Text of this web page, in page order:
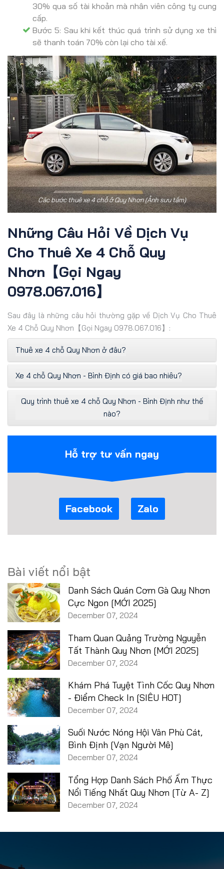
30% qua số tài khoản mà nhân viên công ty cung
cấp.
Bước 5: Sau khi kết thúc quá trình sử dụng xe thì
sẽ thanh toán 70% còn lại cho tài xế.
Các bước thuê xe 4 chỗ ở Quy Nhơn (Ảnh sưu tầm)
Những Câu Hỏi Về Dịch Vụ
Cho Thuê Xe 4 Chỗ Quy
Nhơn【Gọi Ngay
0978.067.016】
Sau đây là những câu hỏi thường gặp về Dịch Vụ Cho Thuê
Xe 4 Chỗ Quy Nhơn【Gọi Ngay 0978.067.016】:
Thuê xe 4 chỗ Quy Nhơn ở đâu?
Xe 4 chỗ Quy Nhơn - Bình Định có giá bao nhiêu?
Quy trình thuê xe 4 chỗ Quy Nhơn - Bình Định như thế
nào?
Hỗ trợ tư vấn ngay
Facebook Zalo
Bài viết nổi bật
Danh Sách Quán Cơm Gà Quy Nhơn
Cực Ngon [MỚI 2025]
December 07, 2024
Tham Quan Quảng Trường Nguyễn
Tất Thành Quy Nhơn [MỚI 2025]
December 07, 2024
Khám Phá Tuyệt Tình Cốc Quy Nhơn
- Điểm Check In [SIÊU HOT]
December 07, 2024
Suối Nước Nóng Hội Vân Phù Cát,
Bình Định [Vạn Người Mê]
December 07, 2024
Tổng Hợp Danh Sách Phố Ẩm Thực
Nổi Tiếng Nhất Quy Nhơn [Từ A- Z]
December 07, 2024